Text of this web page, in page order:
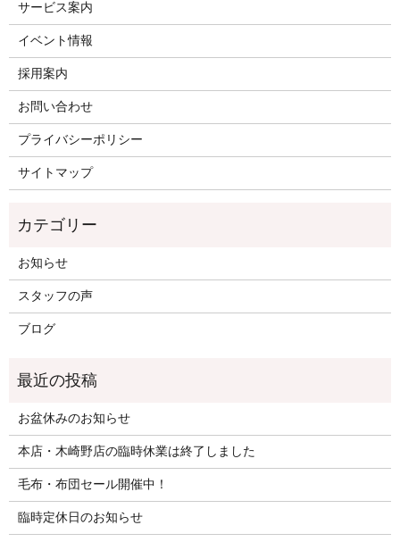
サービス案内
イベント情報
採用案内
お問い合わせ
プライバシーポリシー
サイトマップ
お知らせ
スタッフの声
ブログ
お盆休みのお知らせ
本店・木崎野店の臨時休業は終了しました
毛布・布団セール開催中！
臨時定休日のお知らせ